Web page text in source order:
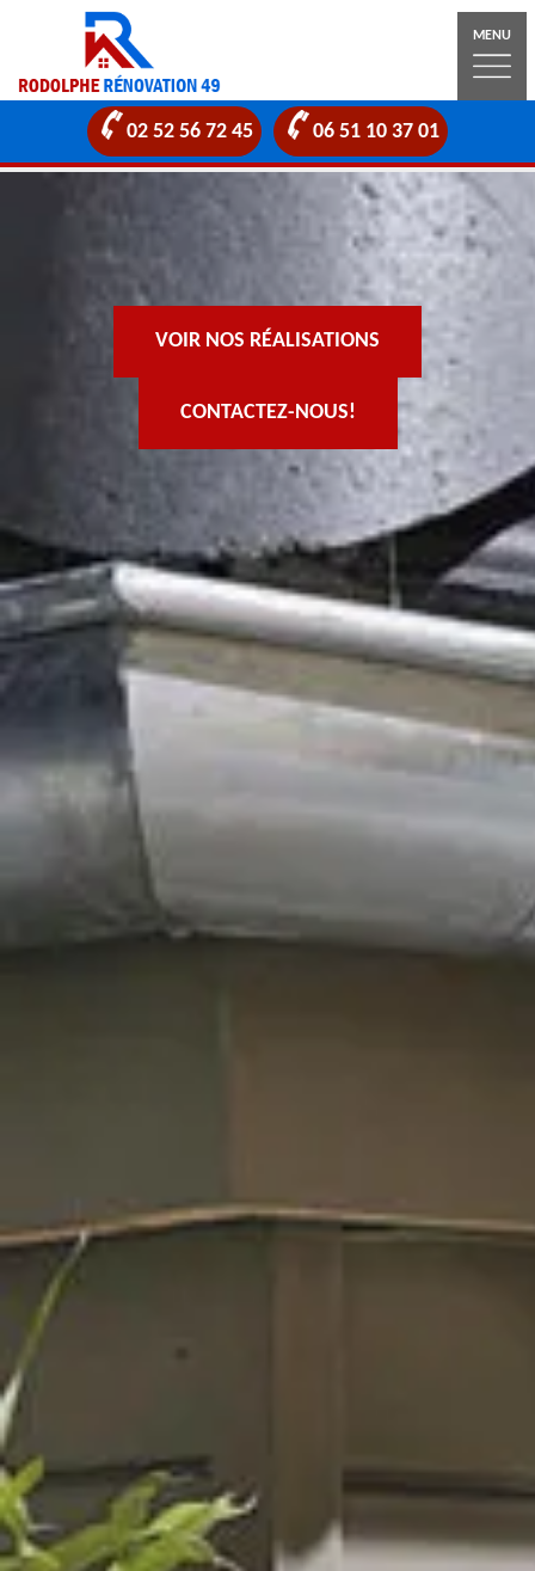
MENU
02 52 56 72 45 06 51 10 37 01
VOIR NOS RÉALISATIONS
CONTACTEZ-NOUS!